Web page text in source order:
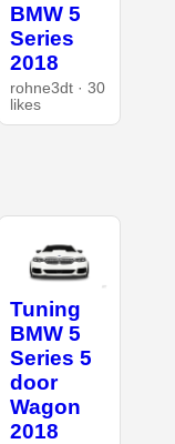
BMW 5
Series
2018
rohne3dt · 30
likes
Tuning
BMW 5
Series 5
door
Wagon
2018